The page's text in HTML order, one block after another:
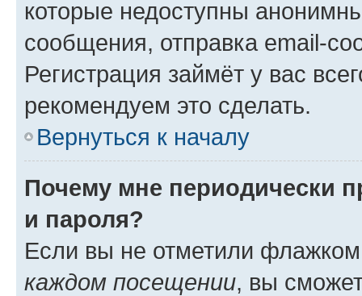
которые недоступны
сообщения, отправка email-
Регистрация займёт у вас
рекомендуем это сделать.
Вернуться к началу
Почему мне периодически
и пароля?
Если вы не отметили
каждом посещении, вы